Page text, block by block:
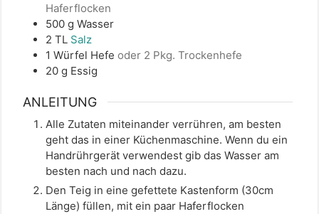
Haferflocken
500 g Wasser
2 TL Salz
1 Würfel Hefe oder 2 Pkg. Trockenhefe
20 g Essig
ANLEITUNG
Alle Zutaten miteinander verrühren, am besten
geht das in einer Küchenmaschine. Wenn du ein
Handrührgerät verwendest gib das Wasser am
besten nach und nach dazu.
Den Teig in eine gefettete Kastenform (30cm
Länge) füllen, mit ein paar Haferflocken